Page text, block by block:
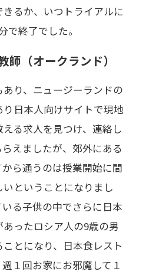
るか、いつトライアルに
で終了でした。
（オークランド）
り、ニュージーランドの
日本人向けサイトで現地
る求人を見つけ、連絡し
えましたが、郊外にある
ら通うのは授業開始に間
ということになりまし
る子供の中でさらに日本
ったロシア人の9歳の男
とになり、日本食レスト
１回お家にお邪魔して１